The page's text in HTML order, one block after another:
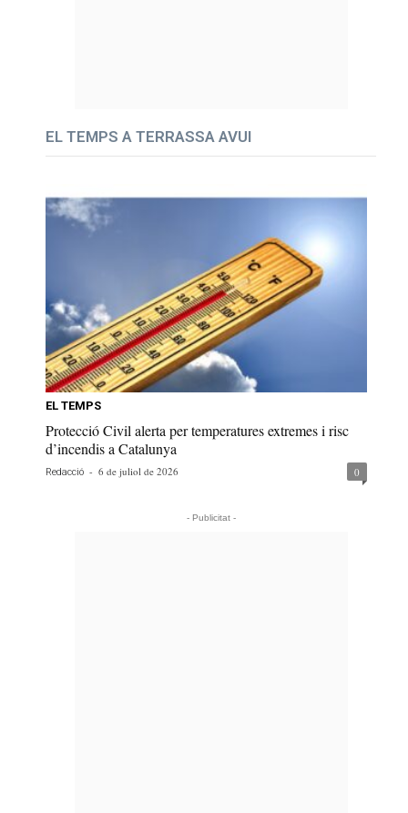
EL TEMPS A TERRASSA AVUI
EL TEMPS
Protecció Civil alerta per temperatures extremes i risc
d’incendis a Catalunya
Redacció - 6 de juliol de 2026 0
- Publicitat -